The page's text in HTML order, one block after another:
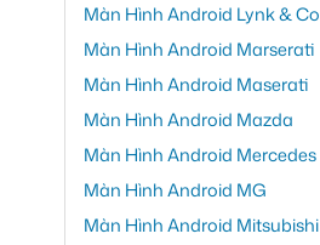
Màn Hình Android Lynk & Co
Màn Hình Android Marserati
Màn Hình Android Maserati
Màn Hình Android Mazda
Màn Hình Android Mercedes
Màn Hình Android MG
Màn Hình Android Mitsubishi